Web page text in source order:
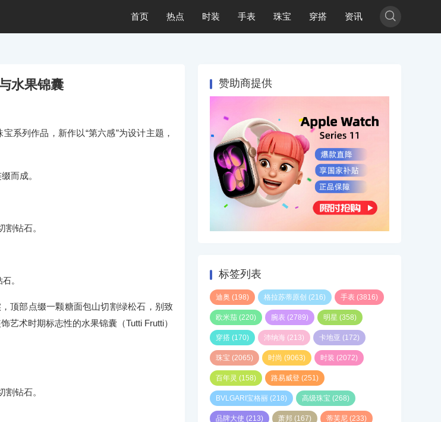
首页 热点 时装 手表 珠宝 穿搭 资讯 
水果锦囊
系列作品，新作以“第六感”为设计主题，
而成。
钻石。
。
顶部点缀一颗糖面包山切割绿松石，别致
艺术时期标志性的水果锦囊（Tutti Frutti）
钻石。
赞助商提供
标签列表
迪奥 (198) 格拉苏蒂原创 (216) 手表 (3816)
欧米茄 (220) 腕表 (2789) 明星 (358)
穿搭 (170) 沛纳海 (213) 卡地亚 (172)
珠宝 (2065) 时尚 (9063) 时装 (2072)
百年灵 (158) 路易威登 (251)
BVLGARI宝格丽 (218) 高级珠宝 (268)
品牌大使 (213) 萧邦 (167) 蒂芙尼 (233)